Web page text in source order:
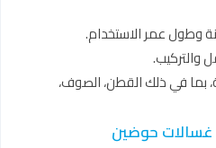
وطول عمر الاستخدام.
والتركيب.
بما في ذلك القطن، الصوف،
حوضين